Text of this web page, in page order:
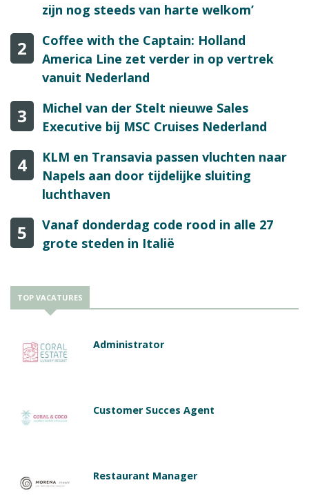
zijn nog steeds van harte welkom’
2
Coffee with the Captain: Holland
America Line zet verder in op vertrek
vanuit Nederland
3
Michel van der Stelt nieuwe Sales
Executive bij MSC Cruises Nederland
4
KLM en Transavia passen vluchten naar
Napels aan door tijdelijke sluiting
luchthaven
5
Vanaf donderdag code rood in alle 27
grote steden in Italië
TOP VACATURES
Administrator
Customer Succes Agent
Restaurant Manager